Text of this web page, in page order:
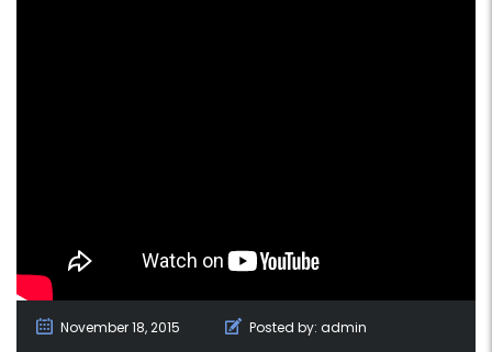
November 18, 2015 Posted by: admin